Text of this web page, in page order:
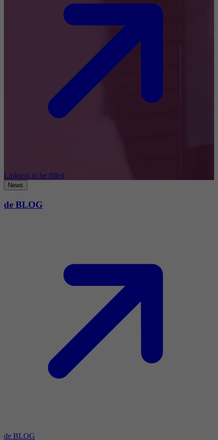
Linktext to be filled
News
de BLOG
de BLOG